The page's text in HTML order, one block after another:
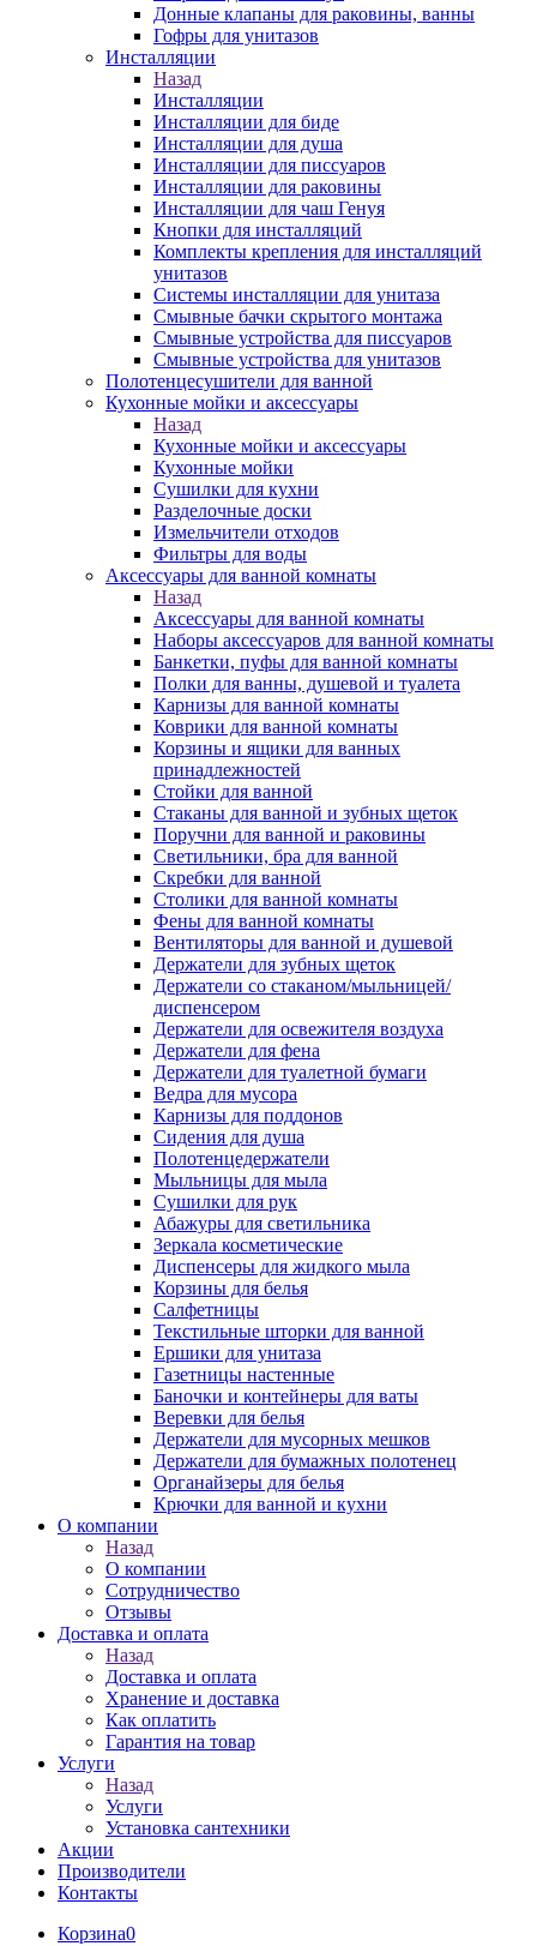
Донные клапаны для раковины, ванны
Гофры для унитазов
Инсталляции
Назад
Инсталляции
Инсталляции для биде
Инсталляции для душа
Инсталляции для писсуаров
Инсталляции для раковины
Инсталляции для чаш Генуя
Кнопки для инсталляций
Комплекты крепления для инсталляций
унитазов
Системы инсталляции для унитаза
Смывные бачки скрытого монтажа
Смывные устройства для писсуаров
Смывные устройства для унитазов
Полотенцесушители для ванной
Кухонные мойки и аксессуары
Назад
Кухонные мойки и аксессуары
Кухонные мойки
Сушилки для кухни
Разделочные доски
Измельчители отходов
Фильтры для воды
Аксессуары для ванной комнаты
Назад
Аксессуары для ванной комнаты
Наборы аксессуаров для ванной комнаты
Банкетки, пуфы для ванной комнаты
Полки для ванны, душевой и туалета
Карнизы для ванной комнаты
Коврики для ванной комнаты
Корзины и ящики для ванных
принадлежностей
Стойки для ванной
Стаканы для ванной и зубных щеток
Поручни для ванной и раковины
Светильники, бра для ванной
Скребки для ванной
Столики для ванной комнаты
Фены для ванной комнаты
Вентиляторы для ванной и душевой
Держатели для зубных щеток
Держатели со стаканом/мыльницей/
диспенсером
Держатели для освежителя воздуха
Держатели для фена
Держатели для туалетной бумаги
Ведра для мусора
Карнизы для поддонов
Сидения для душа
Полотенцедержатели
Мыльницы для мыла
Сушилки для рук
Абажуры для светильника
Зеркала косметические
Диспенсеры для жидкого мыла
Корзины для белья
Салфетницы
Текстильные шторки для ванной
Ершики для унитаза
Газетницы настенные
Баночки и контейнеры для ваты
Веревки для белья
Держатели для мусорных мешков
Держатели для бумажных полотенец
Органайзеры для белья
Крючки для ванной и кухни
О компании
Назад
О компании
Сотрудничество
Отзывы
Доставка и оплата
Назад
Доставка и оплата
Хранение и доставка
Как оплатить
Гарантия на товар
Услуги
Назад
Услуги
Установка сантехники
Акции
Производители
Контакты
Корзина0